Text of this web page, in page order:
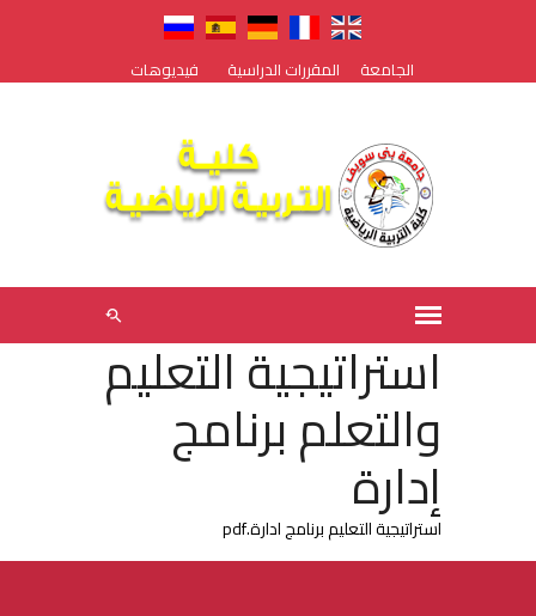
الجامعة المقررات الدراسية فيديوهات
استراتيجية التعليم
والتعلم برنامج
إدارة
استراتيجية التعليم برنامج ادارة.pdf